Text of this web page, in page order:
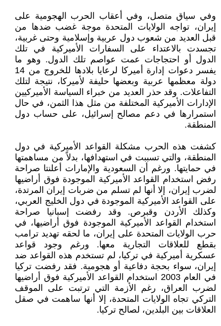
وفي سياق متصل، وفي أعقاب الحرب الهجومية على
إيران، تواجه الولايات المتحدة موجة غضب ضدها من
قبل العديد من شعوب دول عربية وإسلامية وحتى غربية،
تجسدت بالاعتداء على السفارات الأميركية في تلك
الدول أو احتجاجات عمت عواصم تلك الدول. وهو ما
يفسر دعوات إدارة أميركا لرعايا بلادها للخروج من 14
دولة معظمها عربية وبعضها حليفة لأميركا، نتيجة لتلك
التفاعلات. وقد حذر العديد من خبراء السياسة الأميركيين
الإدارات الأميركية المختلفة من مثل هذا الثمن، في حال
استمرارها في دعم مصالح إسرائيل، على حساب دول
المنطقة.
كشفت هذه الحرب مشكلة القواعد الأميركية في دول
المنطقة، والتي تسببت في استهدافها، بدلاً من مساهمتها
في حمايتها. ورغم أن السعودية والإمارات أعلنتا صراحة
رفض استخدام القواعد الأميركية الموجودة فوق أراضيها
لضرب إيران، إلا أنها لم تسلم من ضربات إيران المرتدة،
على القواعد الأميركية الموجودة في دول الخليج العربي،
وكذلك الأردن وقبرص. وقد رفضت إسبانيا صراحة
استخدام القواعد الأميركية الموجودة فوق أراضيها، في
حرب الولايات المتحدة على إيران، ما لحقه تهديد ترامب
بقطع للعلاقات التجارية معها. ورغم وجود قواعد
عسكرية أميركية في تركيا، لم تستخدم هذه القواعد ضد
إيران، سواء بحجة دفاعية أو هجومية. فقد رفضت تركيا
في العام 2003 استخدام القواعد الأميركية فوق أراضيها
لضرب العراق، رغم الأزمة التي ترتبت على الموقف
التركي تجاه الولايات المتحدة، إلا أنها ساهمت في صقل
العلاقات بين البلدين، لصالح تركيا.